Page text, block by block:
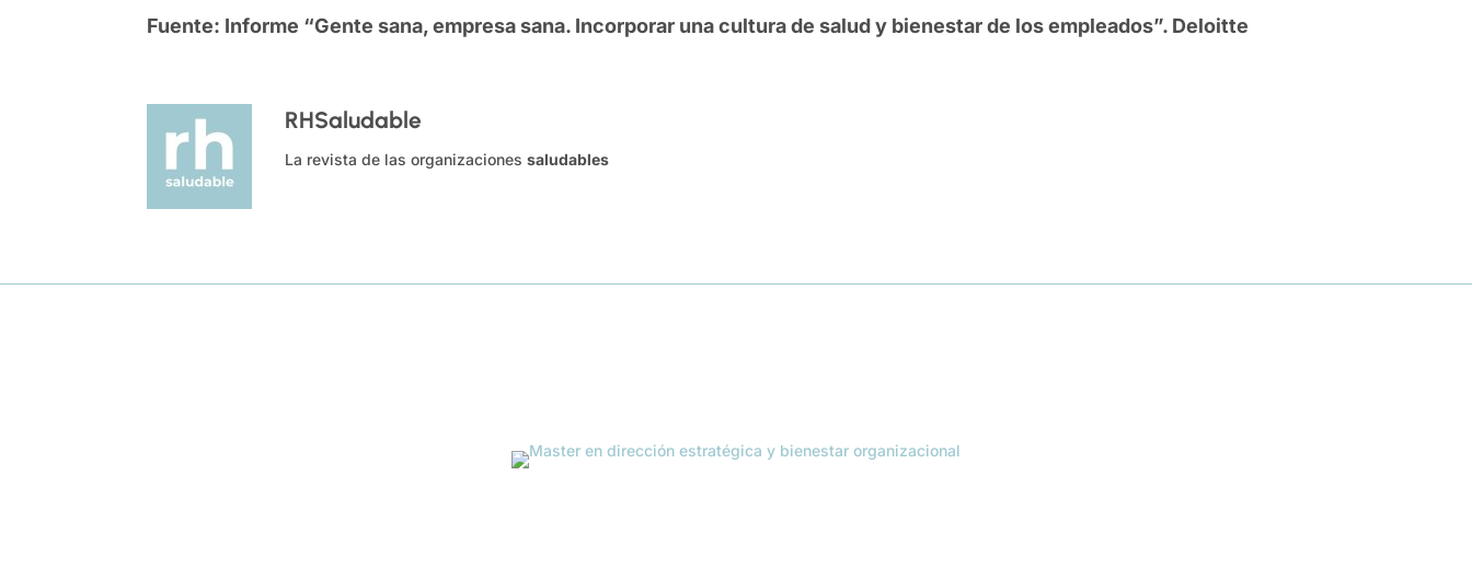
Fuente: Informe “Gente sana, empresa sana. Incorporar una cultura de salud y bienestar de los empleados”. Deloitte
RHSaludable
La revista de las organizacionessaludables